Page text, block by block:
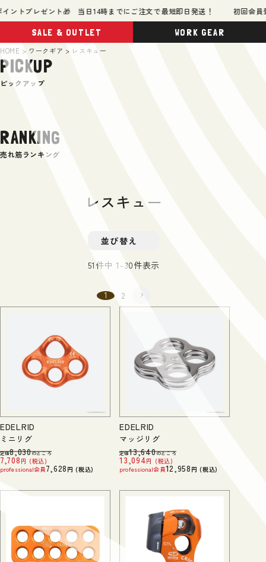
トプレゼント🎁 当日14時までにご注文で最短即日発送！ 初回会員登
WORK GEAR
HOME ワークギア レスキュー
PICKUP
ピックアップ
RANKING
売れ筋ランキング
レスキュー
並び替え
51件中 1 -30件表示
1 2
EDELRID
ミニリグ
定価8,030のところ
7,708
税込
professional会員7,628 税込
EDELRID
マッジリグ
定価13,640のところ
13,094
税込
professional会員12,958 税込
SALE & OUTLET